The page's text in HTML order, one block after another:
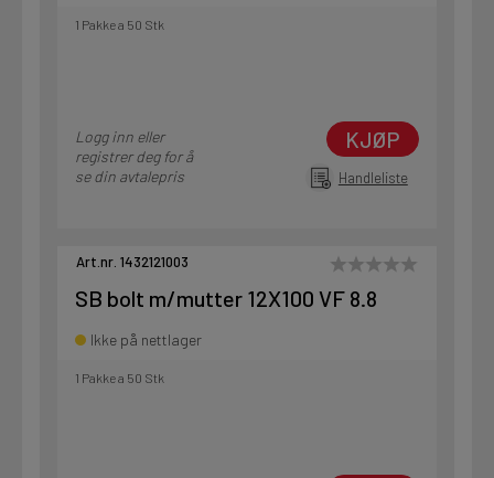
1 Pakke a 50 Stk
Logg inn eller
registrer deg for å
se din avtalepris
KJØP
Handleliste
Art.nr. 1432121003
SB bolt m/mutter 12X100 VF 8.8
Ikke på nettlager
1 Pakke a 50 Stk